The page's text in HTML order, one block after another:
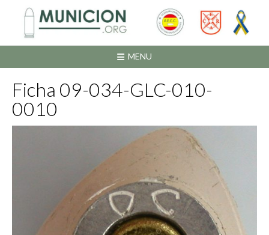
contenido
MENU
Ficha 09-034-GLC-010-
0010